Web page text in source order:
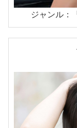
ジャンル：